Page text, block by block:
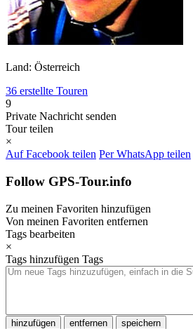
Land: Österreich
36 erstellte Touren
9
Private Nachricht senden
Tour teilen
×
Auf Facebook teilen Per WhatsApp teilen
Follow GPS-Tour.info
Zu meinen Favoriten hinzufügen
Von meinen Favoriten entfernen
Tags bearbeiten
×
Tags hinzufügen Tags
hinzufügen entfernen speichern